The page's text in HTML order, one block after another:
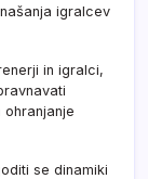
igralcev
in igralci,
se dinamiki